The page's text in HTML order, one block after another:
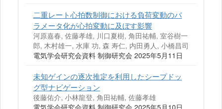
二重レート心拍数制御における負荷変動のパ
ラメータ化が心拍変動に及ぼす影響
河原嘉春, 佐藤孝雄, 川口夏樹, 角田祐輔, 室谷樹一
郎, 木村雄一, 水庫 功, 森 寿仁, 内田勇人, 小橋昌司
電気学会研究会資料 制御研究会 2025年5月11日
未知ゲインの逐次推定を利用したシープドッ
グ型ナビゲーション
後藤佑介, 小林龍登, 角田祐輔, 佐藤孝雄
電気学会研究会資料 制御研究会 2025年5月10日